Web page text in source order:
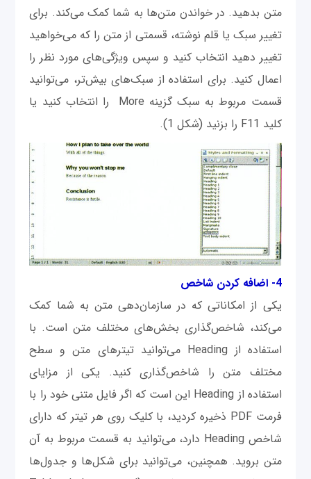
متن بدهید. در خواندن متن‌ها به شما کمک می‌کند. برای
تغییر سبک یا قلم نوشته، قسمتی از متن را که می‌خواهید
تغییر دهید انتخاب کنید و سپس ویژگی‌های مورد نظر را
اعمال کنید. برای استفاده از سبک‌های بیش‌تر، می‌توانید
قسمت مربوط به سبک گزینه More را انتخاب کنید یا
کلید F11 را بزنید (شکل 1).
4- اضافه کردن شاخص
یکی از امکاناتی که در سازمان‌دهی متن به شما کمک
می‌کند، شاخص‌گذاری بخش‌های مختلف متن است. با
استفاده از Heading می‌توانید تیترهای متن و سطح
مختلف متن را شاخص‌گذاری کنید. یکی از مزایای
استفاده از Heading این است که اگر فایل متنی خود را با
فرمت PDF ذخیره کردید، با کلیک روی هر تیتر که دارای
شاخص Heading دارد، می‌توانید به قسمت مربوط به آن
متن بروید. همچنین، می‌توانید برای شکل‌ها و جدول‌ها